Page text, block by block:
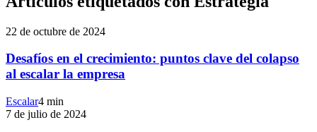
22 de octubre de 2024
Desafíos en el crecimiento: puntos clave del colapso
al escalar la empresa
Escalar4 min
7 de julio de 2024